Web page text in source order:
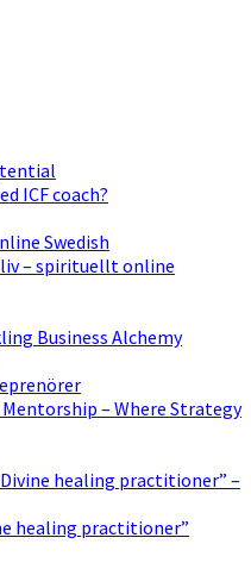
ICF coach?
Swedish
– spirituellt online
Business Alchemy
Mentorship – Where Strategy
healing practitioner” –
healing practitioner”